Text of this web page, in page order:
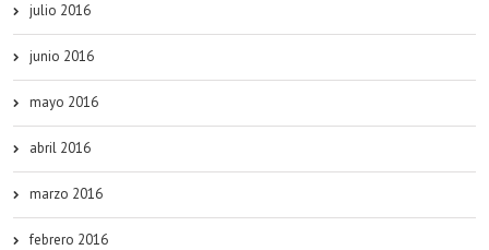
julio 2016
junio 2016
mayo 2016
abril 2016
marzo 2016
febrero 2016